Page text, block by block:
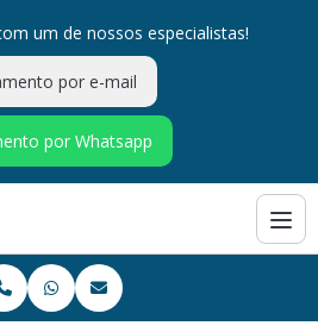
um de nossos especialistas!
por e-mail
por Whatsapp